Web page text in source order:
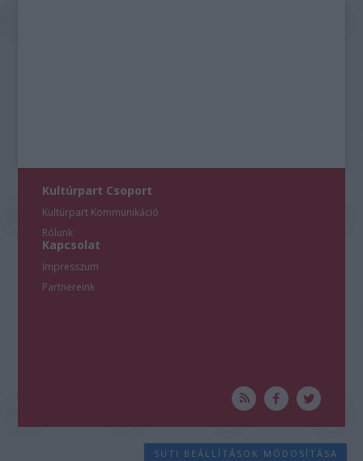
Kultúrpart Csoport
Kultúrpart Kommunikáció
Rólunk
Kapcsolat
Impresszum
Partnereink
SÜTI BEÁLLÍTÁSOK MÓDOSÍTÁSA